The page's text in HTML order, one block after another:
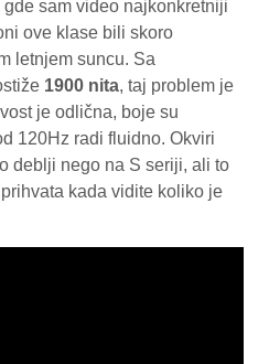
gde sam video najkonkretniji
ove klase bili skoro
letnjem suncu. Sa
1900 nita, taj problem je
je odlična, boje su
120Hz radi fluidno. Okviri
deblji nego na S seriji, ali to
kada vidite koliko je